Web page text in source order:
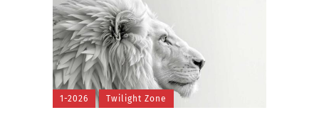
1-2026 Twilight Zone